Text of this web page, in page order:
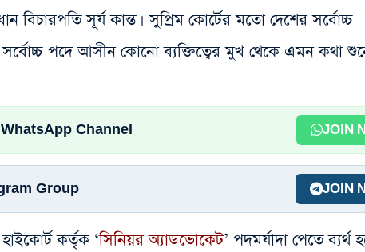
বিচারপতি সূর্য কান্ত। সুপ্রিম কোর্টের মতো দেশের সর্বোচ্চ
সর্বোচ্চ পদে আসীন কোনো ব্যক্তিত্বের মুখ থেকে এমন কথা
Channel JOIN
Group JOIN
হাইকোর্ট কর্তৃক ‘সিনিয়র অ্যাডভোকেট’ পদমর্যাদা পেতে ব্যর্থ